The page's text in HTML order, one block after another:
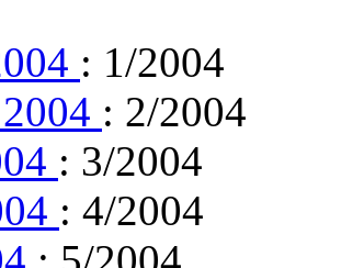
: 1/2004
: 2/2004
: 3/2004
: 4/2004